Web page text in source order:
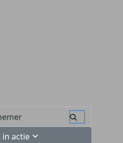
in actie